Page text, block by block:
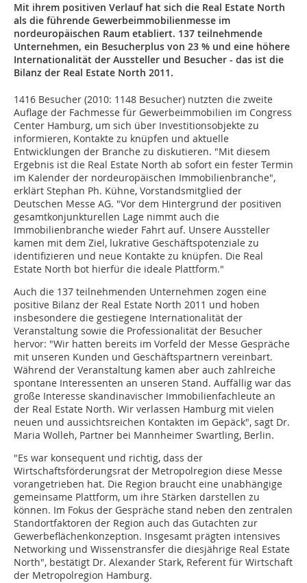
Mit ihrem positiven Verlauf hat sich die Real Estate North
als die führende Gewerbeimmobilienmesse im
nordeuropäischen Raum etabliert. 137 teilnehmende
Unternehmen, ein Besucherplus von 23 % und eine höhere
Internationalität der Aussteller und Besucher - das ist die
Bilanz der Real Estate North 2011.
1416 Besucher (2010: 1148 Besucher) nutzten die zweite
Auflage der Fachmesse für Gewerbeimmobilien im Congress
Center Hamburg, um sich über Investitionsobjekte zu
informieren, Kontakte zu knüpfen und aktuelle
Entwicklungen der Branche zu diskutieren. "Mit diesem
Ergebnis ist die Real Estate North ab sofort ein fester Termin
im Kalender der nordeuropäischen Immobilienbranche",
erklärt Stephan Ph. Kühne, Vorstandsmitglied der
Deutschen Messe AG. "Vor dem Hintergrund der positiven
gesamtkonjunkturellen Lage nimmt auch die
Immobilienbranche wieder Fahrt auf. Unsere Aussteller
kamen mit dem Ziel, lukrative Geschäftspotenziale zu
identifizieren und neue Kontakte zu knüpfen. Die Real
Estate North bot hierfür die ideale Plattform."
Auch die 137 teilnehmenden Unternehmen zogen eine
positive Bilanz der Real Estate North 2011 und hoben
insbesondere die gestiegene Internationalität der
Veranstaltung sowie die Professionalität der Besucher
hervor: "Wir hatten bereits im Vorfeld der Messe Gespräche
mit unseren Kunden und Geschäftspartnern vereinbart.
Während der Veranstaltung kamen aber auch zahlreiche
spontane Interessenten an unseren Stand. Auffällig war das
große Interesse skandinavischer Immobilienfachleute an
der Real Estate North. Wir verlassen Hamburg mit vielen
neuen und aussichtsreichen Kontakten im Gepäck", sagt Dr.
Maria Wolleh, Partner bei Mannheimer Swartling, Berlin.
"Es war konsequent und richtig, dass der
Wirtschaftsförderungsrat der Metropolregion diese Messe
vorangetrieben hat. Die Region braucht eine unabhängige
gemeinsame Plattform, um ihre Stärken darstellen zu
können. Im Fokus der Gespräche stand neben den zentralen
Standortfaktoren der Region auch das Gutachten zur
Gewerbeflächenkonzeption. Insgesamt prägten intensives
Networking und Wissenstransfer die diesjährige Real Estate
North", bestätigt Dr. Alexander Stark, Referent für Wirtschaft
der Metropolregion Hamburg.